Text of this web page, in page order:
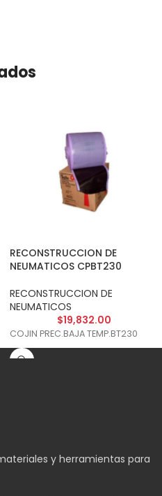
RECONSTRUCCION DE
NEUMATICOS CPBT230
RECONSTRUCCION DE
NEUMATICOS
$19,832.00
COJIN PREC.BAJA TEMP.BT230
y herramientas para